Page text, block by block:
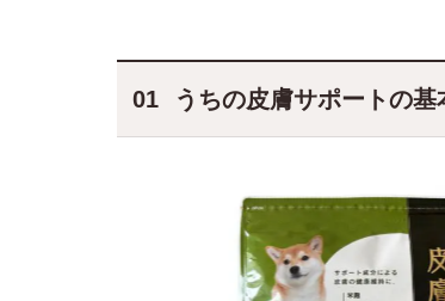
うちの皮膚サポートの基